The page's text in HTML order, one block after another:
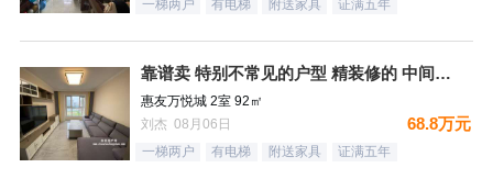
一梯两户 有电梯 附送家具 证满五年
靠谱卖 特别不常见的户型 精装修的 中间楼层 卫生间带窗户
惠友万悦城 2室 92㎡
刘杰 08月06日
68.8万元
一梯两户 有电梯 附送家具 证满五年